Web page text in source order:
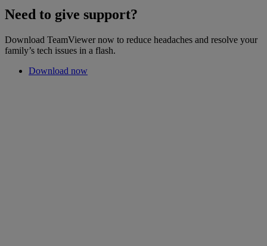
Need to give support?
Download TeamViewer now to reduce headaches and resolve your
family’s tech issues in a flash.
Download now